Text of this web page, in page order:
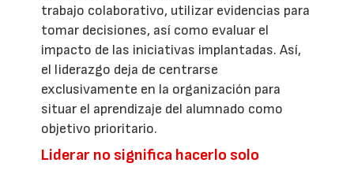
trabajo colaborativo, utilizar evidencias para
tomar decisiones, así como evaluar el
impacto de las iniciativas implantadas. Así,
el liderazgo deja de centrarse
exclusivamente en la organización para
situar el aprendizaje del alumnado como
objetivo prioritario.
Liderar no significa hacerlo solo